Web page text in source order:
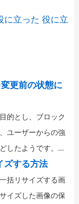
に立った 役に立
更前の状態に
的とし、ブロック
ユーザーからの強
したようです。...
ズする方法
括リサイズする画
イズした画像の保